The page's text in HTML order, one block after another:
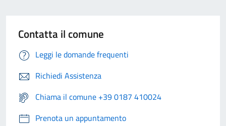
Contatta il comune
Leggi le domande frequenti
Richiedi Assistenza
Chiama il comune +39 0187 410024
Prenota un appuntamento